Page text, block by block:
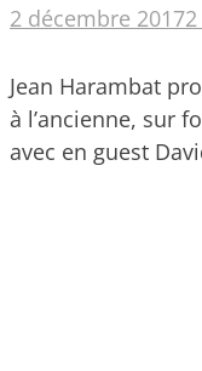
2 décembre 2017
Jean Harambat
à l’ancienne, sur
avec en guest